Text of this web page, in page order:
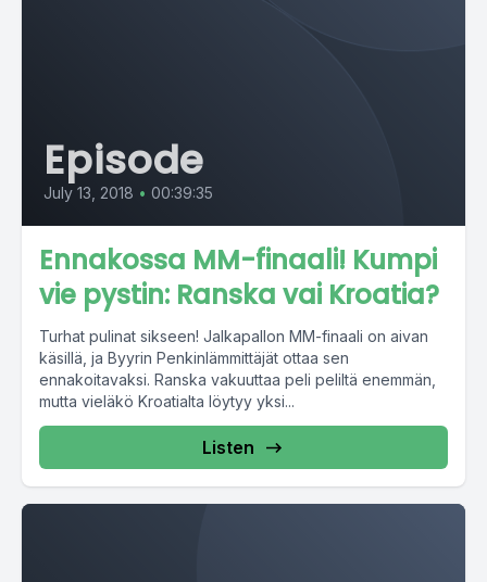
Episode
July 13, 2018 • 00:39:35
Ennakossa MM-finaali! Kumpi
vie pystin: Ranska vai Kroatia?
Turhat pulinat sikseen! Jalkapallon MM-finaali on aivan
käsillä, ja Byyrin Penkinlämmittäjät ottaa sen
ennakoitavaksi. Ranska vakuuttaa peli peliltä enemmän,
mutta vieläkö Kroatialta löytyy yksi...
Listen